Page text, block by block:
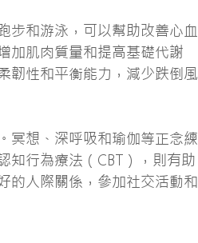
步和游泳，可以幫助改善心血
加肌肉質量和提高基礎代謝
韌性和平衡能力，減少跌倒風
冥想、深呼吸和瑜伽等正念練
知行為療法（CBT），則有助
的人際關係，參加社交活動和